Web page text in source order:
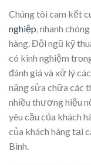
Chúng tôi cam kết
nghiệp , nhanh
hàng. Đội ngũ kỹ
có kinh nghiệm
đánh giá và xử lý
năng sửa chữa các
nhiều thương hiệu
yêu cầu của khách
của khách hàng tại
Bình.